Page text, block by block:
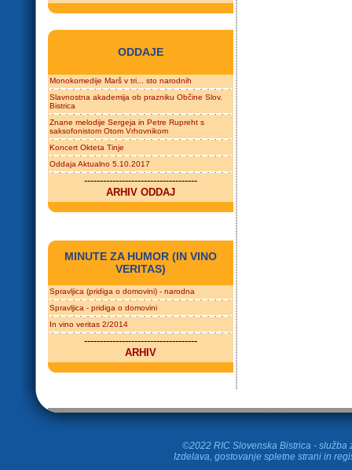
ODDAJE
Monokomedije Marš v tri... sto narodnih
Slavnostna akademija ob prazniku Občine Slov.
Bistrica
Znane melodije Sergeja in Petre Rupreht s
saksofonistom Otom Vrhovnikom
Koncert Okteta Tinje
Oddaja Aktualno 5.10.2017
------------------------------------
ARHIV ODDAJ
MINUTE ZA HUMOR (IN VINO
VERITAS)
Spravljica (pridiga o domovini) - narodna
Spravljica - pridiga o domovini
In vino veritas 2/2014
------------------------------------
ARHIV
©2022 RIC Slovenska Bistrica - služba
Izdelava, gostovanje spletne strani in